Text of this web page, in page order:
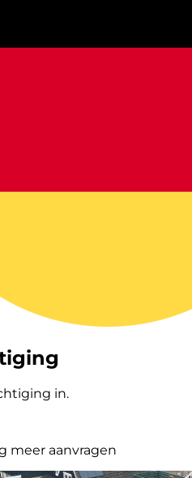
in.
meer aanvragen